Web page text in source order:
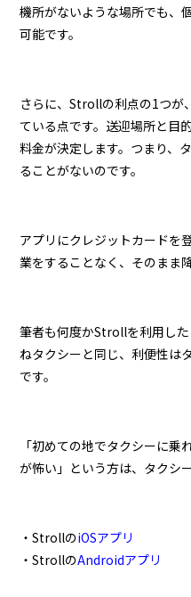
機所がないような場所でも、
可能です。
さらに、Strollの利点の1つが
ている点です。送迎場所と目
料金が決定します。つまり、
ることがないのです。
アプリにクレジットカードを
業をすることなく、そのまま
筆者も何度かStrollを利用し
ねタクシーと同じ、利便性は
です。
「初めての地でタクシーに乗
が怖い」という方は、タクシ
・StrollのiOSアプリ
・StrollのAndroidアプリ